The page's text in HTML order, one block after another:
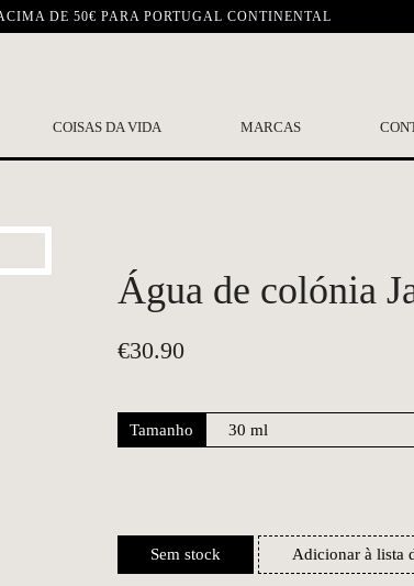
DE 50€ PARA PORTUGAL CONTINENTAL
COISAS DA VIDA MARCAS
Água de colónia
€30.90
Tamanho
Sem stock Adicionar à lista